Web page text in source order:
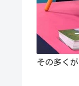
その多く